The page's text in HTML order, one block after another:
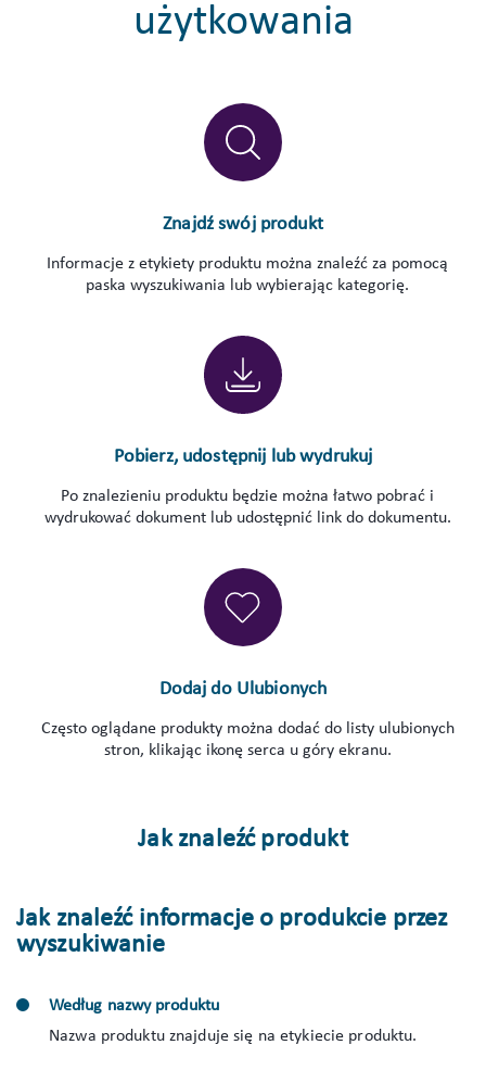
użytkowania
Znajdź swój produkt
Informacje z etykiety produktu można znaleźć za pomocą
paska wyszukiwania lub wybierając kategorię.
Pobierz, udostępnij lub wydrukuj
Po znalezieniu produktu będzie można łatwo pobrać i
wydrukować dokument lub udostępnić link do dokumentu.
Dodaj do Ulubionych
Często oglądane produkty można dodać do listy ulubionych
stron, klikając ikonę serca u góry ekranu.
Jak znaleźć produkt
Jak znaleźć informacje o produkcie przez
wyszukiwanie
Według nazwy produktu
Nazwa produktu znajduje się na etykiecie produktu.